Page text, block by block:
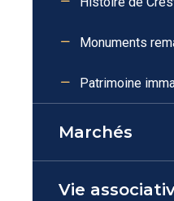
Monuments
Patrimoine
Marchés
Vie